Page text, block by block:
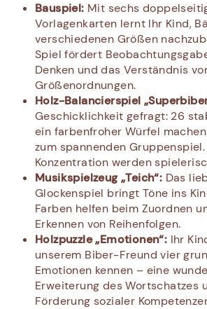
Bauspiel: Mit sechs
Vorlagenkarten lernt Ihr Kind,
verschiedenen Größen
Spiel fördert
Denken und das Verständnis
Größenordnungen.
Holz-Balancierspiel
Geschicklichkeit gefragt: 26
ein farbenfroher Würfel
zum spannenden
Konzentration werden
Musikspielzeug „Teich“: Das
Glockenspiel bringt Töne ins
Farben helfen beim Zuordnen
Erkennen von Reihenfolgen.
Holzpuzzle „Emotionen“: Ihr
unserem Biber-Freund vier
Emotionen kennen – eine
Erweiterung des Wortschatzes
Förderung sozialer